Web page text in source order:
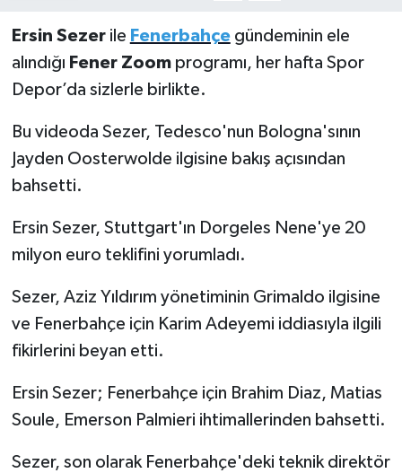
Ersin Sezerile Fenerbahçegündeminin ele
alındığı Fener Zoomprogramı, her hafta Spor
Depor’da sizlerle birlikte.
Bu videoda Sezer, Tedesco'nun Bologna'sının
Jayden Oosterwolde ilgisine bakış açısından
bahsetti.
Ersin Sezer, Stuttgart'ın Dorgeles Nene'ye 20
milyon euro teklifini yorumladı.
Sezer, Aziz Yıldırım yönetiminin Grimaldo ilgisine
ve Fenerbahçe için Karim Adeyemi iddiasıyla ilgili
fikirlerini beyan etti.
Ersin Sezer; Fenerbahçe için Brahim Diaz, Matias
Soule, Emerson Palmieri ihtimallerinden bahsetti.
Sezer, son olarak Fenerbahçe'deki teknik direktör
TFF 1.Lig
Diğer Futbol Ligleri
Türkiye Basketbol Ligi
Diğer Basketbol Ligleri
Hentbol
At Yarışı